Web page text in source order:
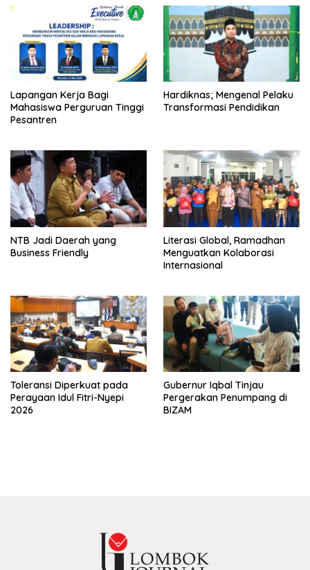
Lapangan Kerja Bagi
Mahasiswa Perguruan Tinggi
Pesantren
Hardiknas; Mengenal Pelaku
Transformasi Pendidikan
NTB Jadi Daerah yang
Business Friendly
Literasi Global, Ramadhan
Menguatkan Kolaborasi
Internasional
Toleransi Diperkuat pada
Perayaan Idul Fitri-Nyepi
2026
Gubernur Iqbal Tinjau
Pergerakan Penumpang di
BIZAM